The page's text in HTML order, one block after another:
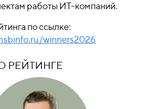
работы ИТ-компаний.
по ссылке:
winners2026
РЕЙТИНГЕ